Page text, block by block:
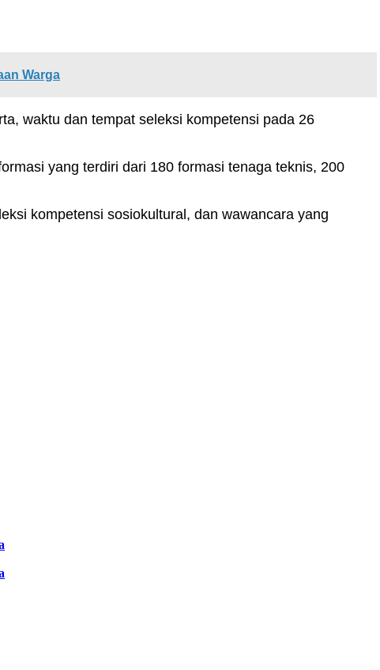
Warga
waktu dan tempat seleksi kompetensi pada 26
yang terdiri dari 180 formasi tenaga teknis, 200
kompetensi sosiokultural, dan wawancara yang